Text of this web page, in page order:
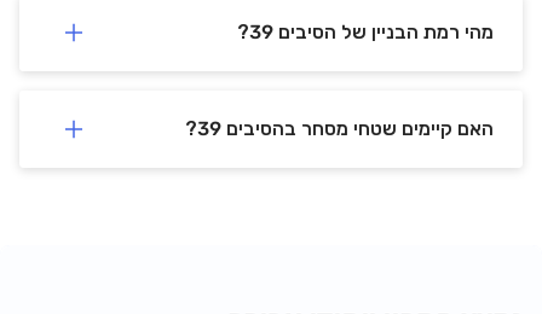
מהי רמת הבניין של הסיבים 39?
האם קיימים שטחי מסחר בהסיבים 39?